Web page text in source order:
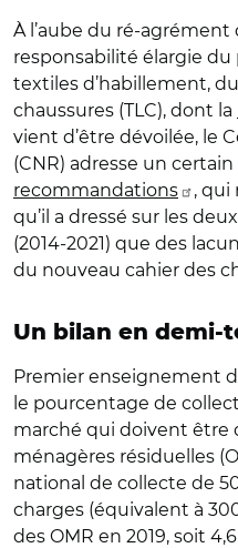
À l’aube du ré-agrément
responsabilité élargie du
textiles d’habillement,
chaussures (TLC), dont la
vient d’être dévoilée, le
(CNR) adresse un
recommandations
, qui
qu’il a dressé sur les
(2014-2021) que des
du nouveau cahier des
Un bilan en demi-
Premier enseignement
le pourcentage de
marché qui doivent être
ménagères résiduelles
national de collecte de
charges (équivalent à
des OMR en 2019, soit